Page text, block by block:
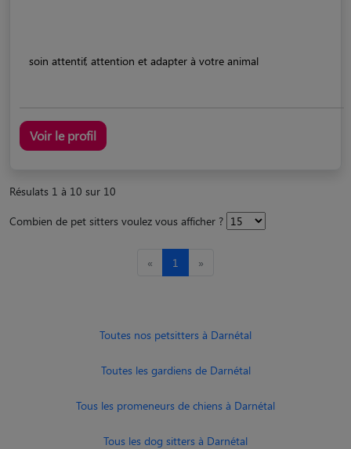
soin attentif, attention et adapter à votre animal
Voir le profil
Résulats 1 à 10 sur 10
Combien de pet sitters voulez vous afficher ?
« 1 »
Toutes nos petsitters à Darnétal
Toutes les gardiens de Darnétal
Tous les promeneurs de chiens à Darnétal
Tous les dog sitters à Darnétal